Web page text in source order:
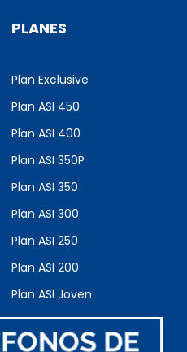
PLANES
Plan Exclusive
Plan ASI 450
Plan ASI 400
Plan ASI 350P
Plan ASI 350
Plan ASI 300
Plan ASI 250
Plan ASI 200
Plan ASI Joven